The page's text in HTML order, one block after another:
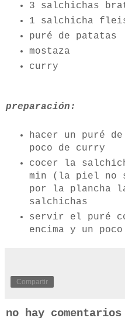
3 salchichas
1 salchicha
puré de patatas
mostaza
curry
preparación:
hacer un puré
poco de curry
cocer la
min (la piel no
por la plancha
salchichas
servir el puré
encima y un
Compartir
no hay